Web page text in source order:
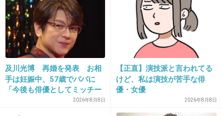
どーやって終わらすのさ
戦争ちかないよ
年内のガソリン価格爆上がりじゃん
どーすんの？ あめも爆上がり ヨーロッパも爆上がり
1件の返信
+7 -0
及川光博 再婚を発表 お相
手は妊娠中、57歳でパパに
「今後も俳優としてミッチー
2026年8月8日
【正直】演技派と言われてる
けど、私は演技が苦手な俳
優・女優
2026年8月8日